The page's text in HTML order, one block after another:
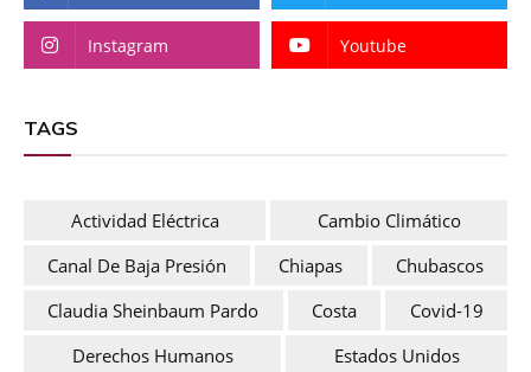
Instagram Youtube
TAGS
Actividad Eléctrica
Cambio Climático
Canal De Baja Presión
Chiapas
Chubascos
Claudia Sheinbaum Pardo
Costa
Covid-19
Derechos Humanos
Estados Unidos